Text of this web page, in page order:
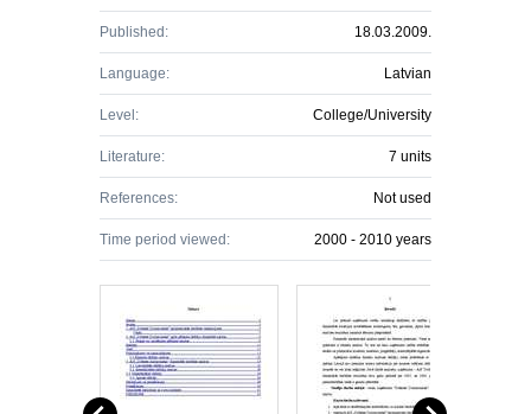
Published: 18.03.2009.
Language: Latvian
Level: College/University
Literature: 7 units
References: Not used
Time period viewed: 2000 - 2010 years